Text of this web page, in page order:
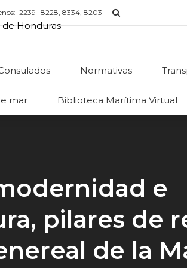
2239- 8228, 8334, 8203
Normativas
mar Biblioteca Marítima Virtual
e
pilares de
de la